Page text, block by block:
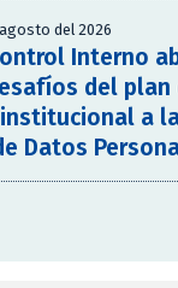
del 2026
Interno
del plan
a
Datos